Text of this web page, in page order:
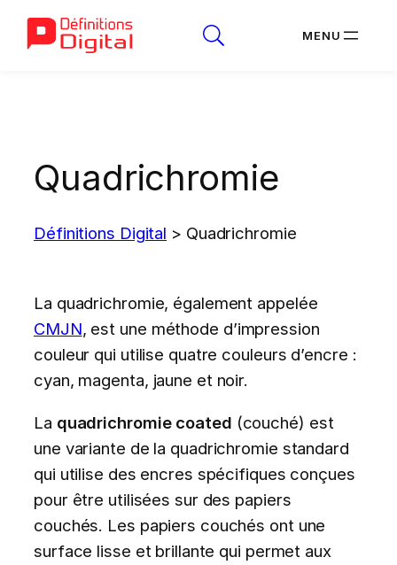
Quadrichromie
Définitions Digital > Quadrichromie
La quadrichromie, également appelée
CMJN, est une méthode d’impression
couleur qui utilise quatre couleurs d’encre :
cyan, magenta, jaune et noir.
La quadrichromie coated (couché) est
une variante de la quadrichromie standard
qui utilise des encres spécifiques conçues
pour être utilisées sur des papiers
couchés. Les papiers couchés ont une
surface lisse et brillante qui permet aux